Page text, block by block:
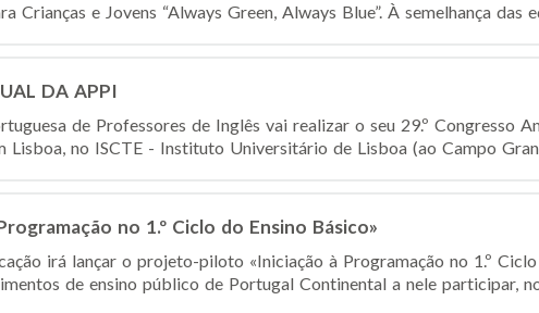
Crianças e Jovens “Always Green, Always Blue”. À semelhança das
DA APPI
de Professores de Inglês vai realizar o seu 29.º Congresso
Lisboa, no ISCTE - Instituto Universitário de Lisboa (ao Campo
no 1.º Ciclo do Ensino Básico»
irá lançar o projeto-piloto «Iniciação à Programação no 1.º
de ensino público de Portugal Continental a nele participar,